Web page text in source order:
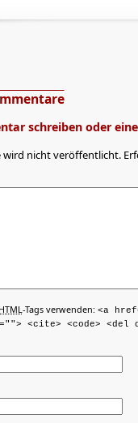
schreiben oder
wird nicht veröffentlicht.
HTML -Tags verwenden: <a
<cite> <code> <del